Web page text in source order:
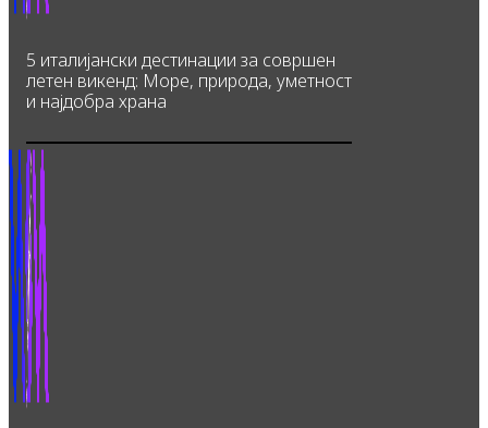
5 италијански дестинации за совршен
летен викенд: Море, природа, уметност
и најдобра храна